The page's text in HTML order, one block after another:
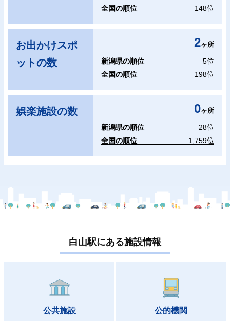
全国の順位
148位
お出かけスポ
ットの数
2ヶ所
新潟県の順位
5位
全国の順位
198位
娯楽施設の数 0ヶ所
新潟県の順位
28位
全国の順位
1,759位
白山駅にある施設情報
公共施設 公的機関